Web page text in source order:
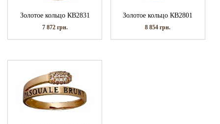
Золотое кольцо КВ2831
7 872 грн.
Золотое кольцо КВ2801
8 854грн.